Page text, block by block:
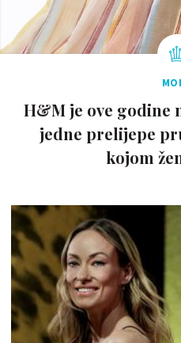
H&M je ove godine
jedne prelijepe
kojom